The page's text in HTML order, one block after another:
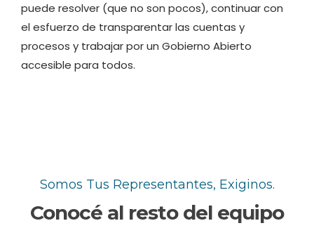
puede resolver (que no son pocos), continuar con
el esfuerzo de transparentar las cuentas y
procesos y trabajar por un Gobierno Abierto
accesible para todos.
Somos Tus Representantes, Exiginos.
Conocé al resto del equipo